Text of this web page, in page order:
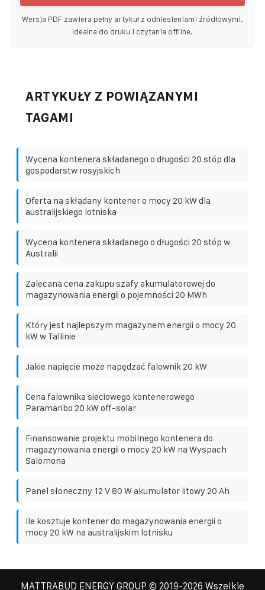
Wersja PDF zawiera pełny artykuł z odniesieniami źródłowymi.
Idealna do druku i czytania offline.
ARTYKUŁY Z POWIĄZANYMI
TAGAMI
Wycena kontenera składanego o długości 20 stóp dla
gospodarstw rosyjskich
Oferta na składany kontener o mocy 20 kW dla
australijskiego lotniska
Wycena kontenera składanego o długości 20 stóp w
Australii
Zalecana cena zakupu szafy akumulatorowej do
magazynowania energii o pojemności 20 MWh
Który jest najlepszym magazynem energii o mocy 20
kW w Tallinie
Jakie napięcie może napędzać falownik 20 kW
Cena falownika sieciowego kontenerowego
Paramaribo 20 kW off-solar
Finansowanie projektu mobilnego kontenera do
magazynowania energii o mocy 20 kW na Wyspach
Salomona
Panel słoneczny 12 V 80 W akumulator litowy 20 Ah
Ile kosztuje kontener do magazynowania energii o
mocy 20 kW na australijskim lotnisku
MATTRABUD ENERGY GROUP © 2019-2026 Wszelkie